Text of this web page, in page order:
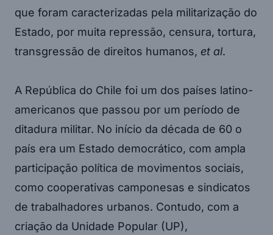
que foram caracterizadas pela militarização do
Estado, por muita repressão, censura, tortura,
transgressão de direitos humanos, et al.
A República do Chile foi um dos países latino-
americanos que passou por um período de
ditadura militar. No início da década de 60 o
país era um Estado democrático, com ampla
participação política de movimentos sociais,
como cooperativas camponesas e sindicatos
de trabalhadores urbanos. Contudo, com a
criação da Unidade Popular (UP),